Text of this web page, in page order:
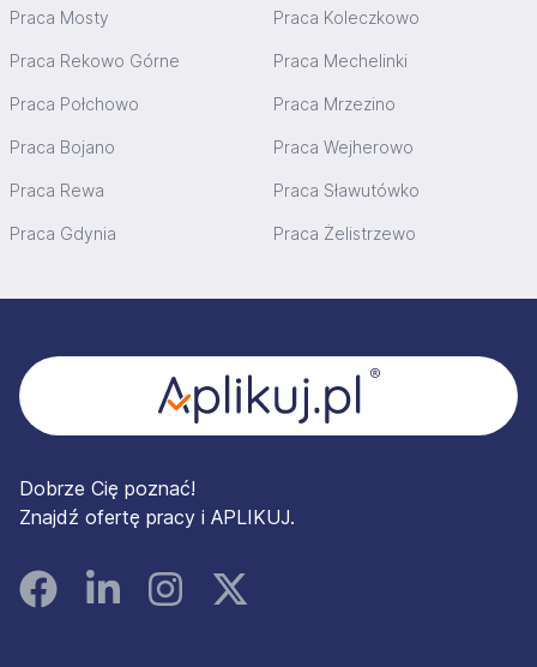
Praca Mosty Praca Koleczkowo
Praca Rekowo Górne Praca Mechelinki
Praca Połchowo Praca Mrzezino
Praca Bojano Praca Wejherowo
Praca Rewa Praca Sławutówko
Praca Gdynia Praca Żelistrzewo
Dobrze Cię poznać!
Znajdź ofertę pracy i APLIKUJ.
FacebookLinked InInstagramInstagram